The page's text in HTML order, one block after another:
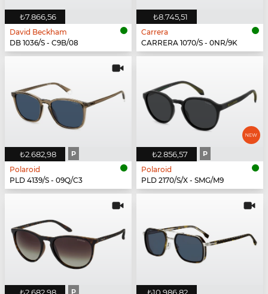
₺7.866,56
David Beckham
DB 1036/S - C9B/08
₺8.745,51
Carrera
CARRERA 1070/S - 0NR/9K
₺2.682,98 P
Polaroid
PLD 4139/S - 09Q/C3
₺2.856,57 P
Polaroid
PLD 2170/S/X - SMG/M9
P